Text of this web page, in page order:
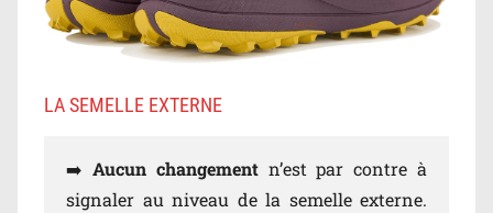
LA SEMELLE EXTERNE
➡️ Aucun changementn’est par contre à
signaler au niveau de la semelle externe.